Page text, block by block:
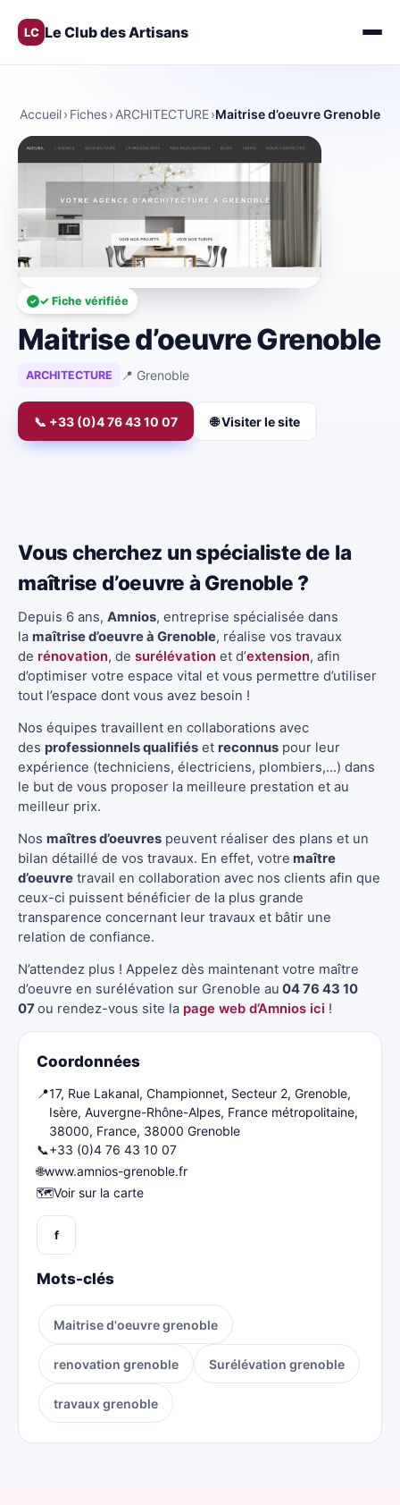
LC Le Club des Artisans
Accueil› Fiches› ARCHITECTURE›Maitrise d’oeuvre Grenoble
✓ Fiche vérifiée
Maitrise d’oeuvre Grenoble
ARCHITECTURE 📍 Grenoble
📞 +33 (0)4 76 43 10 07 🌐 Visiter le site
Vous cherchez un spécialiste de la
maîtrise d’oeuvre à Grenoble ?
Depuis 6 ans, Amnios, entreprise spécialisée dans
la maîtrise d’oeuvre à Grenoble, réalise vos travaux
de rénovation, de surélévation et d’extension, afin
d’optimiser votre espace vital et vous permettre d’utiliser
tout l’espace dont vous avez besoin !
Nos équipes travaillent en collaborations avec
des professionnels qualifiés et reconnus pour leur
expérience (techniciens, électriciens, plombiers,…) dans
le but de vous proposer la meilleure prestation et au
meilleur prix.
Nos maîtres d’oeuvres peuvent réaliser des plans et un
bilan détaillé de vos travaux. En effet, votre maître
d’oeuvre travail en collaboration avec nos clients afin que
ceux-ci puissent bénéficier de la plus grande
transparence concernant leur travaux et bâtir une
relation de confiance.
N’attendez plus ! Appelez dès maintenant votre maître
d’oeuvre en surélévation sur Grenoble au 04 76 43 10
07 ou rendez-vous site la page web d’Amnios ici !
Coordonnées
📍17, Rue Lakanal, Championnet, Secteur 2, Grenoble,
Isère, Auvergne-Rhône-Alpes, France métropolitaine,
38000, France, 38000 Grenoble
📞+33 (0)4 76 43 10 07
🌐www.amnios-grenoble.fr
🗺️Voir sur la carte
f
Mots-clés
Maitrise d'oeuvre grenoble
renovation grenoble Surélévation grenoble
travaux grenoble